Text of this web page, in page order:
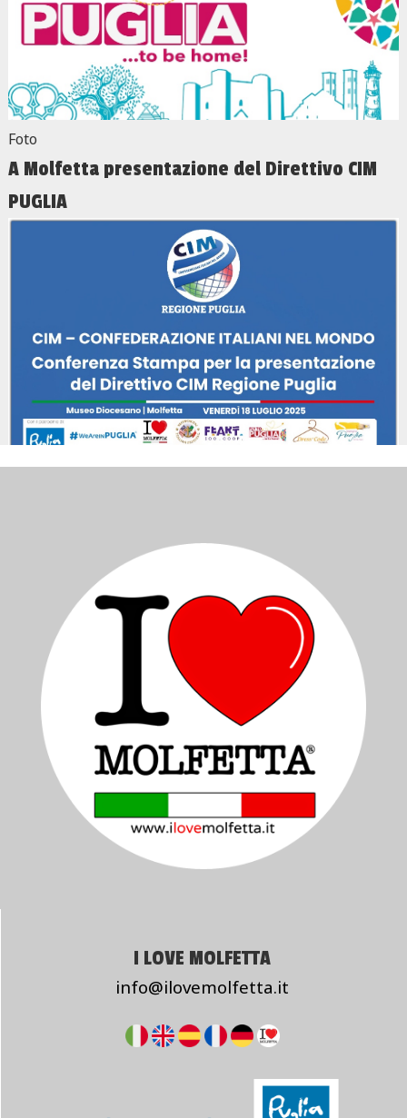
Foto
A Molfetta presentazione del Direttivo CIM
PUGLIA
I LOVE MOLFETTA
info@ilovemolfetta.it